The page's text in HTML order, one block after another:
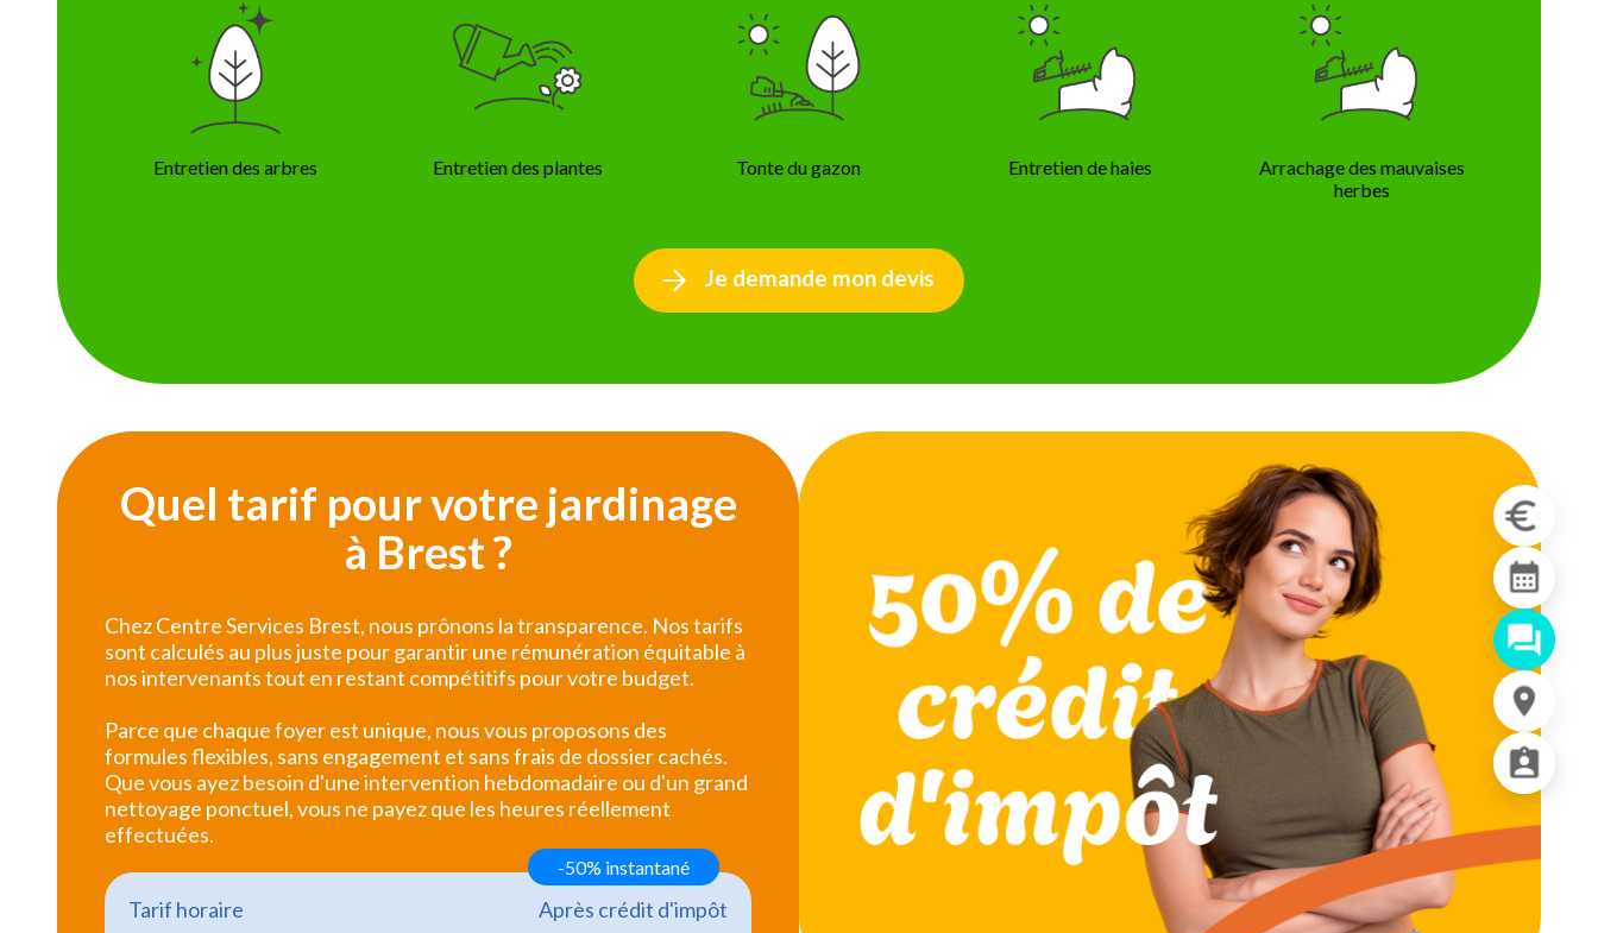
Entretien des arbres Entretien des plantes Tonte du gazon Entretien de haies
Arrachage des mauvaises
herbes
Je demande mon devis
Quel tarif pour votre jardinage
à Brest ?
Chez Centre Services Brest, nous prônons la transparence. Nos tarifs
sont calculés au plus juste pour garantir une rémunération équitable à
nos intervenants tout en restant compétitifs pour votre budget.
Parce que chaque foyer est unique, nous vous proposons des
formules flexibles, sans engagement et sans frais de dossier cachés.
Que vous ayez besoin d'une intervention hebdomadaire ou d'un grand
nettoyage ponctuel, vous ne payez que les heures réellement
effectuées.
Tarif horaire Après crédit d'impôt
-50% instantané